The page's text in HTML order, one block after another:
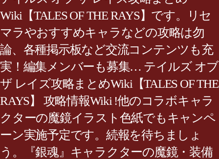
Wiki【TALES OF THE RAYS】です。リセ
マラやおすすめキャラなどの攻略は勿
論、各種掲示板など交流コンテンツも充
実！編集メンバーも募集… テイルズ オブ
ザ レイズ攻略まとめWiki【TALES OF THE
RAYS】 攻略情報Wiki !他のコラボキャラ
クターの魔鏡イラスト色紙でもキャンペ
ーン実施予定です。続報を待ちましょ
う。『銀魂』キャラクターの魔鏡・装備